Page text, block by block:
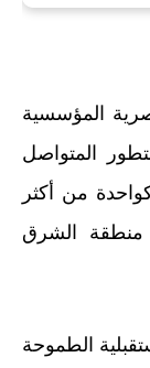
المؤسسية
المتواصل
كواحدة من أكثر
منطقة الشرق
الطموحة